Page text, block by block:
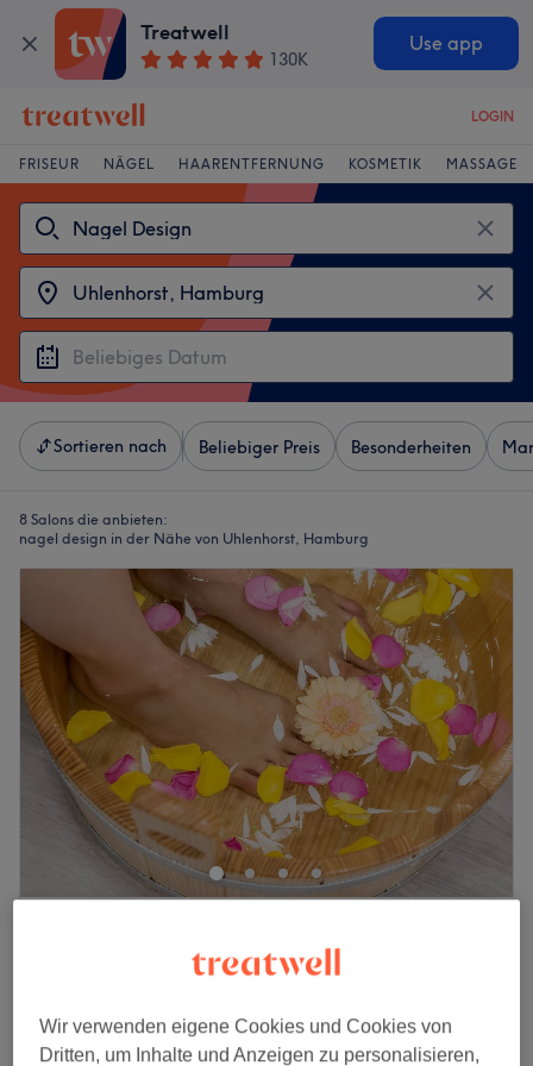
Treatwell
130K
Use app
LOGIN
FRISEUR NÄGEL HAARENTFERNUNG KOSMETIK MASSAGE
Sortieren nach Beliebiger Preis Besonderheiten
8 Salons die anbieten:
nagel design in der Nähe von Uhlenhorst, Hamburg
Uhlenhorst, Hamburg
Auf Karte anzeigen
5 Min. - 50 Min.
Wir verwenden eigene Cookies und Cookies von
Dritten, um Inhalte und Anzeigen zu personalisieren,